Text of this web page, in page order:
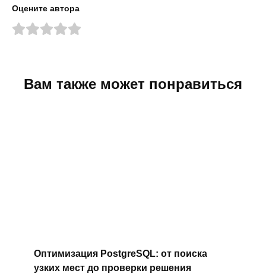
Оцените автора
Вам также может понравиться
Оптимизация PostgreSQL: от поиска
узких мест до проверки решения